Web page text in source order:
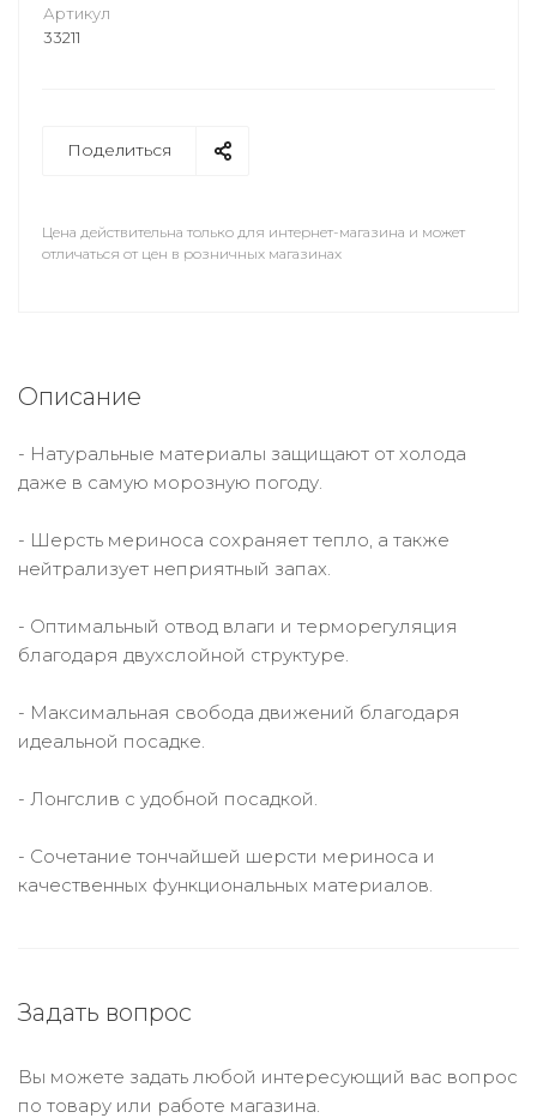
Артикул
33211
Поделиться
Цена действительна только для интернет-магазина и может
отличаться от цен в розничных магазинах
Описание
- Натуральные материалы защищают от холода
даже в самую морозную погоду.
- Шерсть мериноса сохраняет тепло, а также
нейтрализует неприятный запах.
- Оптимальный отвод влаги и терморегуляция
благодаря двухслойной структуре.
- Максимальная свобода движений благодаря
идеальной посадке.
- Лонгслив с удобной посадкой.
- Сочетание тончайшей шерсти мериноса и
качественных функциональных материалов.
Задать вопрос
Вы можете задать любой интересующий вас вопрос
по товару или работе магазина.